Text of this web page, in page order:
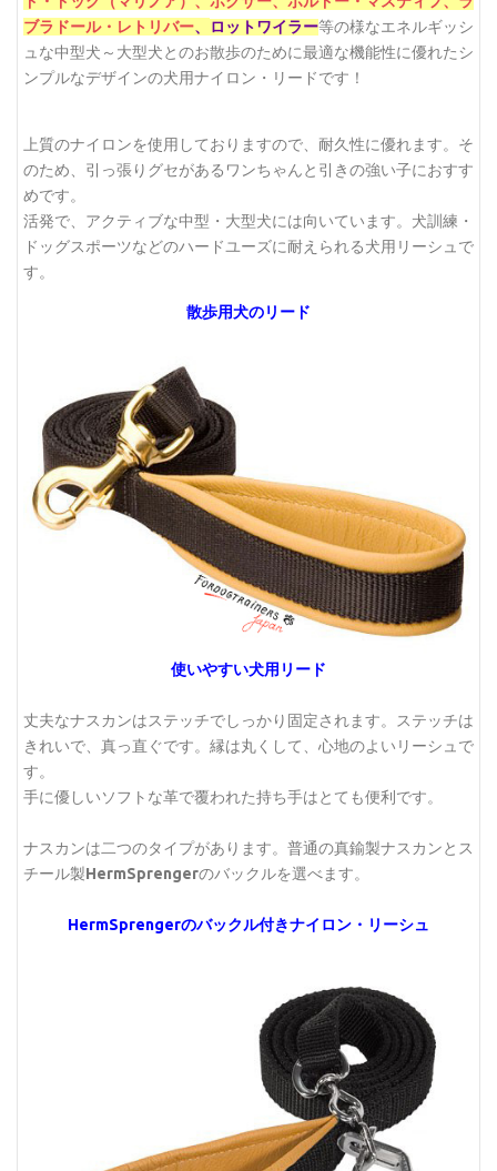
ブラドール・レトリバー、 ロットワイラー等の様なエネルギッシ
ュな中型犬～大型犬とのお散歩のために最適な機能性に優れたシ
ンプルなデザインの犬用ナイロン・リードです！
上質のナイロンを使用しておりますので、耐久性に優れます。そ
のため、引っ張りグセがあるワンちゃんと引きの強い子におすす
めです。
活発で、アクティブな中型・大型犬には向いています。犬訓練・
ドッグスポーツなどのハードユーズに耐えられる犬用リーシュで
す。
散歩用犬のリード
使いやすい犬用リード
丈夫なナスカンはステッチでしっかり固定されます。ステッチは
きれいで、真っ直ぐです。縁は丸くして、心地のよいリーシュで
す。
手に優しいソフトな革で覆われた持ち手はとても便利です。
ナスカンは二つのタイプがあります。普通の真鍮製ナスカンとス
チール製HermSprengerのバックルを選べます。
HermSprengerのバックル付きナイロン・リーシュ